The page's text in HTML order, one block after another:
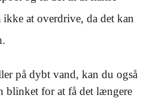
ikke at overdrive, da det kan
på dybt vand, kan du også
blinket for at få det længere